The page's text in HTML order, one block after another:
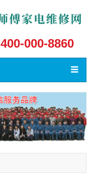
400-000-8860
Toggle
󰀥